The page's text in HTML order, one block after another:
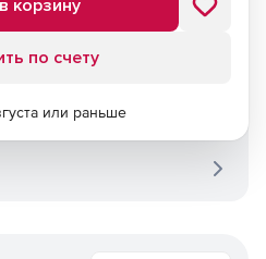
корзину
по счету
или раньше